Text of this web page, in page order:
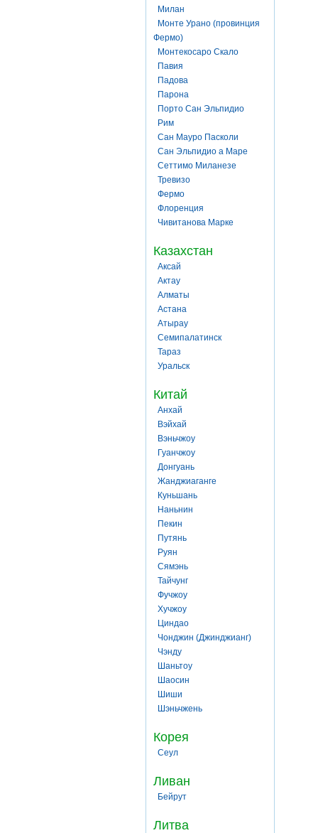
Милан
Монте Урано (провинция
Фермо)
Монтекосаро Скало
Павия
Падова
Парона
Порто Сан Эльпидио
Рим
Сан Мауро Пасколи
Сан Эльпидио а Маре
Сеттимо Миланезе
Тревизо
Фермо
Флоренция
Чивитанова Марке
Казахстан
Аксай
Актау
Алматы
Астана
Атырау
Семипалатинск
Тараз
Уральск
Китай
Анхай
Вэйхай
Вэньчжоу
Гуанчжоу
Донгуань
Жанджиаганге
Куньшань
Наньнин
Пекин
Путянь
Руян
Сямэнь
Тайчунг
Фучжоу
Хучжоу
Циндао
Чонджин (Джинджианг)
Чэнду
Шаньтоу
Шаосин
Шиши
Шэньчжень
Корея
Сеул
Ливан
Бейрут
Литва